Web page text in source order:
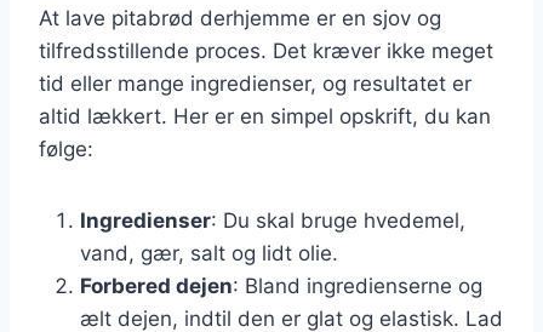
At lave pitabrød derhjemme er en sjov og
tilfredsstillende proces. Det kræver ikke meget
tid eller mange ingredienser, og resultatet er
altid lækkert. Her er en simpel opskrift, du kan
følge:
Ingredienser: Du skal bruge hvedemel,
vand, gær, salt og lidt olie.
Forbered dejen: Bland ingredienserne og
ælt dejen, indtil den er glat og elastisk. Lad